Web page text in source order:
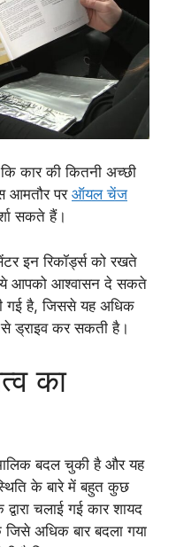
कार की कितनी अच्छी
आमतौर पर ऑयल चेंज
सकते हैं।
इन रिकॉर्ड्स को रखते
ये आपको आश्वासन दे सकते
गई है, जिससे यह अधिक
ड्राइव कर सकती है।
का
बदल चुकी है और यह
के बारे में बहुत कुछ
चलाई गई कार शायद
जिसे अधिक बार बदला गया